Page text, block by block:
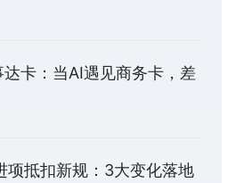
卡：当AI遇见商务卡，差
项抵扣新规：3大变化落地